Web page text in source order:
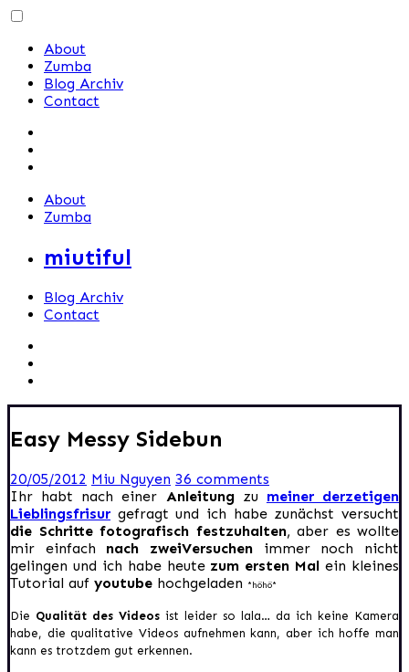
Skip
contentAbout
Zumba
Blog Archiv
Contact
About
Zumba
miutiful
Blog Archiv
Contact
Easy Messy Sidebun
20/05/2012 Miu Nguyen 36 comments
Ihr habt nach einer Anleitungzu meiner derzetigen
Lieblingsfrisur gefragt und ich habe zunächst versucht
die Schritte fotografisch festzuhalten, aber es wollte
mir einfach nach zweiVersuchen immer noch nicht
gelingen und ich habe heute zum ersten Mal ein kleines
Tutorial auf youtube hochgeladen *höhö*
Die Qualität des Videos ist leider so lala… da ich keine Kamera
habe, die qualitative Videos aufnehmen kann, aber ich hoffe man
kann es trotzdem gut erkennen.